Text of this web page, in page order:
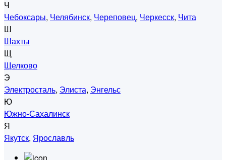
Ч
Чебоксары, Челябинск, Череповец, Черкесск, Чита
Ш
Шахты
Щ
Щелково
Э
Электросталь, Элиста, Энгельс
Ю
Южно-Сахалинск
Я
Якутск, Ярославль